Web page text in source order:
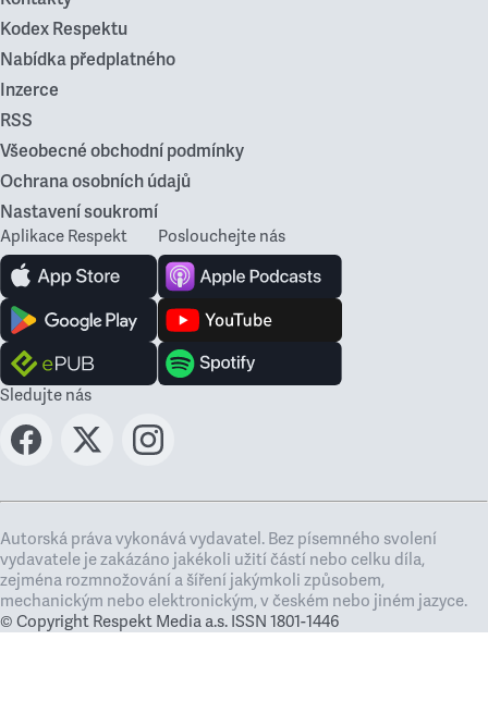
Kodex Respektu
Nabídka předplatného
Inzerce
RSS
Všeobecné obchodní podmínky
Ochrana osobních údajů
Nastavení soukromí
Aplikace Respekt Poslouchejte nás
Sledujte nás
Autorská práva vykonává vydavatel. Bez písemného svolení
vydavatele je zakázáno jakékoli užití částí nebo celku díla,
zejména rozmnožování a šíření jakýmkoli způsobem,
mechanickým nebo elektronickým, v českém nebo jiném jazyce.
© Copyright Respekt Media a.s. ISSN 1801-1446